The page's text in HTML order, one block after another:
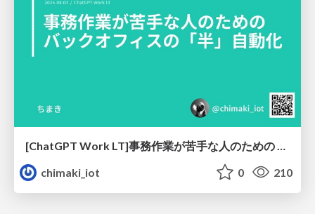
chimaki_iot
0 210